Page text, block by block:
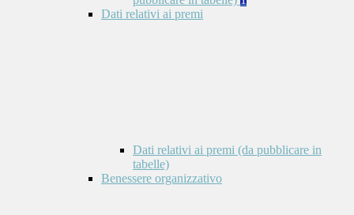
Dati relativi ai premi
Dati relativi ai premi (da pubblicare in
tabelle)
Benessere organizzativo